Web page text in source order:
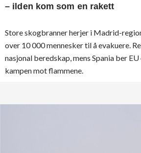
– ilden kom som en rakett
Store skogbranner herjer i Madrid-
over 10 000 mennesker til å evakuere.
nasjonal beredskap, mens Spania ber
kampen mot flammene.